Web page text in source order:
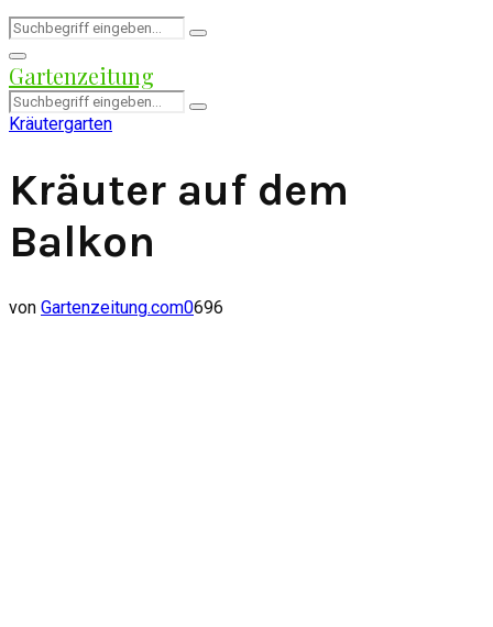
Search
for:
Search
Facebook
Twitter
Instagram
Pinterest
Youtube
Snapchat
Primary
Menu
Gartenzeitung
Search
for:
Search
Kräutergarten
Kräuter auf dem
Balkon
von Gartenzeitung.com0696